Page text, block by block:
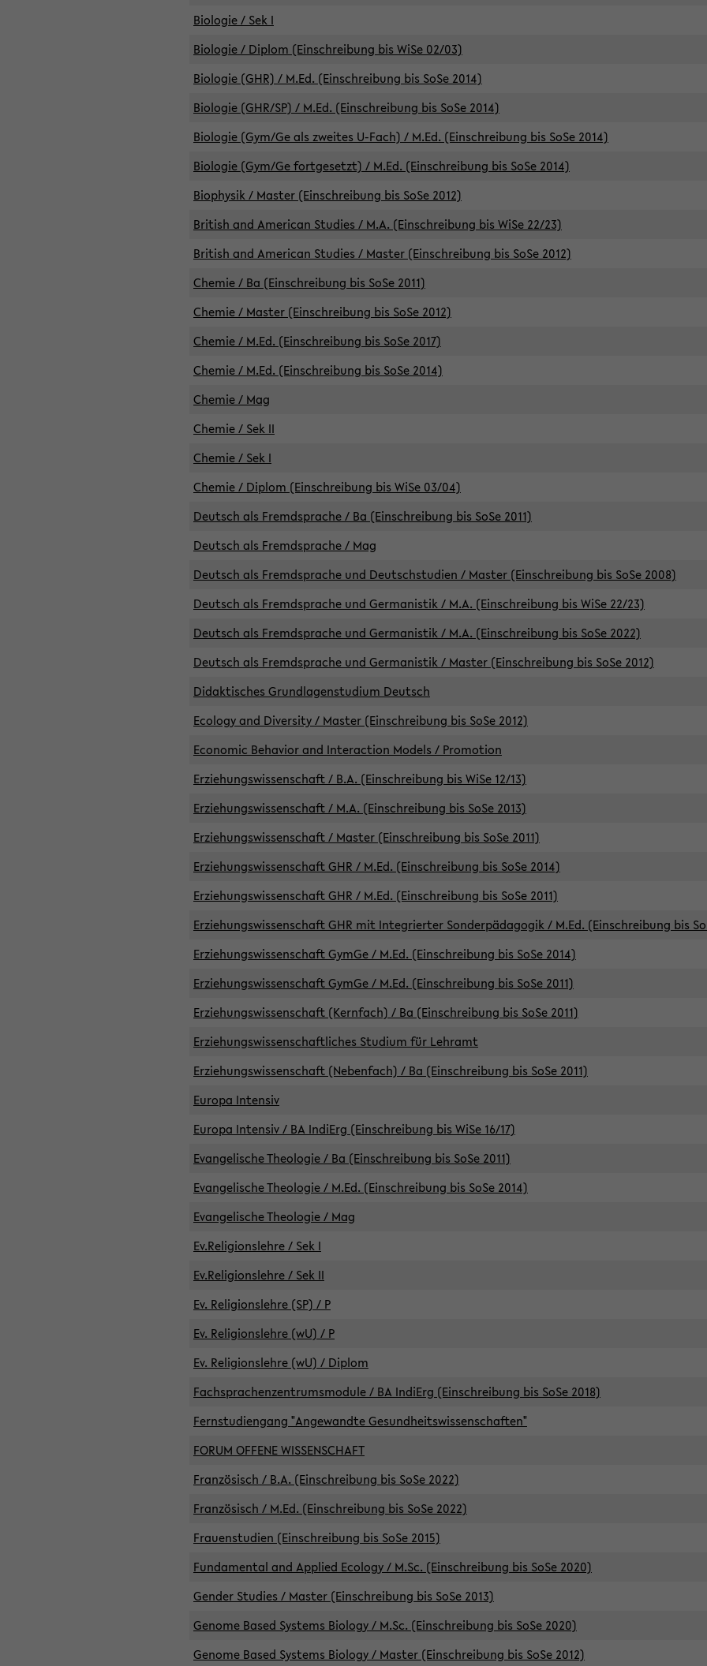
Biologie / Sek I
Biologie / Diplom (Einschreibung bis WiSe 02/03)
Biologie (GHR) / M.Ed. (Einschreibung bis SoSe 2014)
Biologie (GHR/SP) / M.Ed. (Einschreibung bis SoSe 2014)
Biologie (Gym/Ge als zweites U-Fach) / M.Ed. (Einschreibung bis SoSe 2014)
Biologie (Gym/Ge fortgesetzt) / M.Ed. (Einschreibung bis SoSe 2014)
Biophysik / Master (Einschreibung bis SoSe 2012)
British and American Studies / M.A. (Einschreibung bis WiSe 22/23)
British and American Studies / Master (Einschreibung bis SoSe 2012)
Chemie / Ba (Einschreibung bis SoSe 2011)
Chemie / Master (Einschreibung bis SoSe 2012)
Chemie / M.Ed. (Einschreibung bis SoSe 2017)
Chemie / M.Ed. (Einschreibung bis SoSe 2014)
Chemie / Mag
Chemie / Sek II
Chemie / Sek I
Chemie / Diplom (Einschreibung bis WiSe 03/04)
Deutsch als Fremdsprache / Ba (Einschreibung bis SoSe 2011)
Deutsch als Fremdsprache / Mag
Deutsch als Fremdsprache und Deutschstudien / Master (Einschreibung bis SoSe 2008)
Deutsch als Fremdsprache und Germanistik / M.A. (Einschreibung bis WiSe 22/23)
Deutsch als Fremdsprache und Germanistik / M.A. (Einschreibung bis SoSe 2022)
Deutsch als Fremdsprache und Germanistik / Master (Einschreibung bis SoSe 2012)
Didaktisches Grundlagenstudium Deutsch
Ecology and Diversity / Master (Einschreibung bis SoSe 2012)
Economic Behavior and Interaction Models / Promotion
Erziehungswissenschaft / B.A. (Einschreibung bis WiSe 12/13)
Erziehungswissenschaft / M.A. (Einschreibung bis SoSe 2013)
Erziehungswissenschaft / Master (Einschreibung bis SoSe 2011)
Erziehungswissenschaft GHR / M.Ed. (Einschreibung bis SoSe 2014)
Erziehungswissenschaft GHR / M.Ed. (Einschreibung bis SoSe 2011)
Erziehungswissenschaft GHR mit Integrierter Sonderpädagogik / M.Ed. (Einschreibung bis
Erziehungswissenschaft GymGe / M.Ed. (Einschreibung bis SoSe 2014)
Erziehungswissenschaft GymGe / M.Ed. (Einschreibung bis SoSe 2011)
Erziehungswissenschaft (Kernfach) / Ba (Einschreibung bis SoSe 2011)
Erziehungswissenschaftliches Studium für Lehramt
Erziehungswissenschaft (Nebenfach) / Ba (Einschreibung bis SoSe 2011)
Europa Intensiv
Europa Intensiv / BA IndiErg (Einschreibung bis WiSe 16/17)
Evangelische Theologie / Ba (Einschreibung bis SoSe 2011)
Evangelische Theologie / M.Ed. (Einschreibung bis SoSe 2014)
Evangelische Theologie / Mag
Ev.Religionslehre / Sek I
Ev.Religionslehre / Sek II
Ev. Religionslehre (SP) / P
Ev. Religionslehre (wU) / P
Ev. Religionslehre (wU) / Diplom
Fachsprachenzentrumsmodule / BA IndiErg (Einschreibung bis SoSe 2018)
Fernstudiengang "Angewandte Gesundheitswissenschaften"
FORUM OFFENE WISSENSCHAFT
Französisch / B.A. (Einschreibung bis SoSe 2022)
Französisch / M.Ed. (Einschreibung bis SoSe 2022)
Frauenstudien (Einschreibung bis SoSe 2015)
Fundamental and Applied Ecology / M.Sc. (Einschreibung bis SoSe 2020)
Gender Studies / Master (Einschreibung bis SoSe 2013)
Genome Based Systems Biology / M.Sc. (Einschreibung bis SoSe 2020)
Genome Based Systems Biology / Master (Einschreibung bis SoSe 2012)